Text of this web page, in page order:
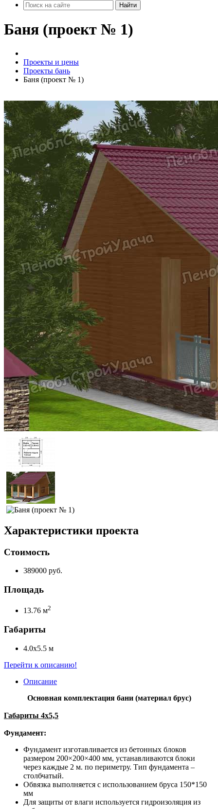
Найти
Баня (проект № 1)
Проекты и цены
Проекты бань
Баня (проект № 1)
Характеристики проекта
Стоимость
389000 руб.
Площадь
13.76 м2
Габариты
4.0х5.5 м
Перейти к описанию!
Описание
Основная комплектация бани (материал брус)
Габариты 4х5,5
Фундамент:
Фундамент изготавливается из бетонных блоков
размером 200×200×400 мм, устанавливаются блоки
через каждые 2 м. по периметру. Тип фундамента –
столбчатый.
Обвязка выполняется с использованием бруса 150*150
мм
Для защиты от влаги используется гидроизоляция из